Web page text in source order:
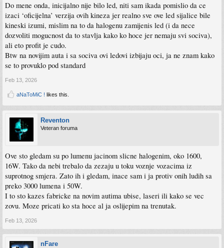
Do mene onda, inicijalno nije bilo led, niti sam ikada pomislio da ce
izaci ‘oficijelna’ verzija ovih kineza jer realno sve ove led sijalice bile
kineski izumi, mislim na to da halogenu zamijenis led (i da nece
dozvoliti mogucnost da to stavlja kako ko hoce jer nemaju svi sociva),
ali eto profit je cudo.
Btw na novijim auta i sa sociva ovi ledovi izbijaju oci, ja ne znam kako
se to provuklo pod standard
Feb 13, 2026
aNaToMiC ! likes this.
Reventon
Veteran foruma
Ove sto gledam su po lumenu jacinom slicne halogenim, oko 1600,
16W. Tako da nebi trebalo da zezaju u toku voznje vozacima iz
suprotnog smjera. Zato ih i gledam, inace sam i ja protiv onih ludih sa
preko 3000 lumena i 50W.
I to sto kazes fabricke na novim autima ubise, laseri ili kako se vec
zovu. Moze pricati ko sta hoce al ja oslijepim na trenutak.
Feb 13, 2026
nFare